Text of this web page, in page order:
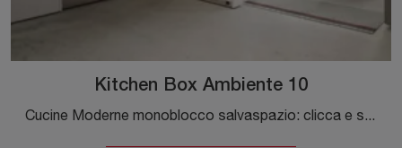
Kitchen Box Ambiente 10
Cucine Moderne monoblocco salvaspazio: clicca e scopri un ricco catalogo di soluzioni della marca Clei, tra cui il modello Kitchen Box Ambiente 10.